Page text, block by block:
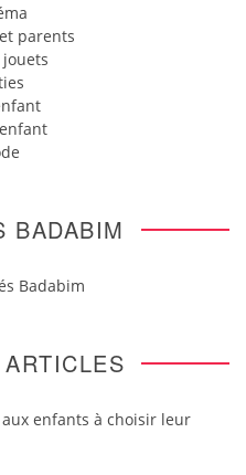
parents
jouets
BADABIM
Badabim
enfants à choisir leur